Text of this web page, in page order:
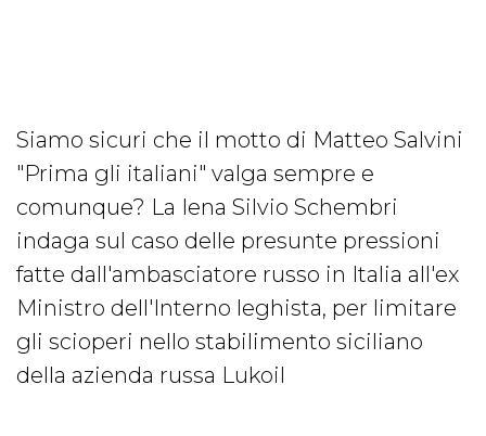
Siamo sicuri che il motto di Matteo Salvini
"Prima gli italiani" valga sempre e
comunque? La Iena Silvio Schembri
indaga sul caso delle presunte pressioni
fatte dall'ambasciatore russo in Italia all'ex
Ministro dell'Interno leghista, per limitare
gli scioperi nello stabilimento siciliano
della azienda russa Lukoil